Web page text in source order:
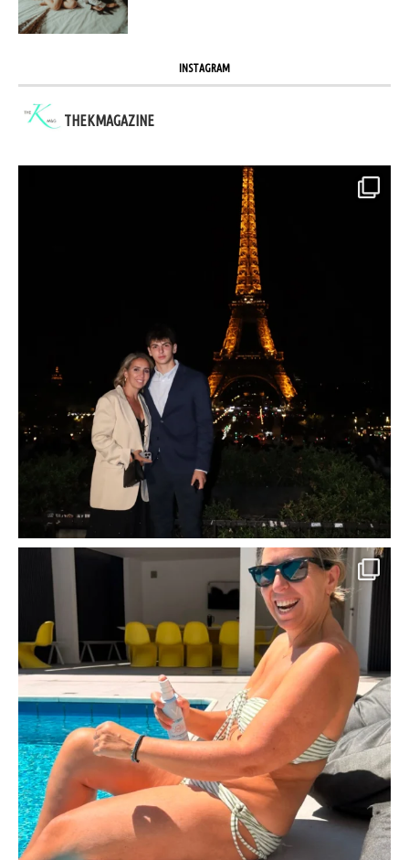
INSTAGRAM
THEKMAGAZINE